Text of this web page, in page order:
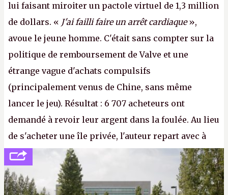
lui faisant miroiter un pactole virtuel de 1,3 million
de dollars. « J'ai failli faire un arrêt cardiaque»,
avoue le jeune homme. C'était sans compter sur la
politique de remboursement de Valve et une
étrange vague d'achats compulsifs
(principalement venus de Chine, sans même
lancer le jeu). Résultat : 6 707 acheteurs ont
demandé à revoir leur argent dans la foulée. Au lieu
de s'acheter une île privée, l'auteur repart avec à
peine 2 000 dollars en poche. C'est toujours plus
cher payé que le temps passé à dev, mais ça
apprendra aux petits malins qu'on ne braque pas